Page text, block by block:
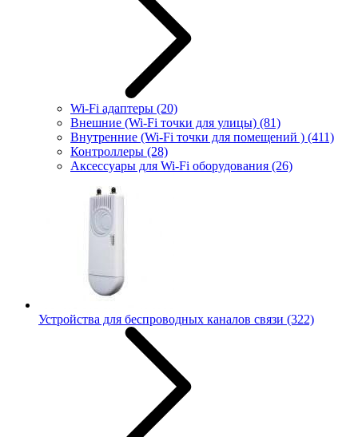
Wi-Fi адаптеры (20)
Внешние (Wi-Fi точки для улицы) (81)
Внутренние (Wi-Fi точки для помещений ) (411)
Контроллеры (28)
Аксессуары для Wi-Fi оборудования (26)
Устройства для беспроводных каналов связи (322)